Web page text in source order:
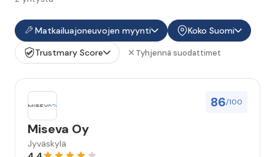
Matkailuajoneuvojen myynti
Koko Suomi
Trustmary Score
Tyhjennä suodattimet
86/100
Miseva Oy
Jyväskylä